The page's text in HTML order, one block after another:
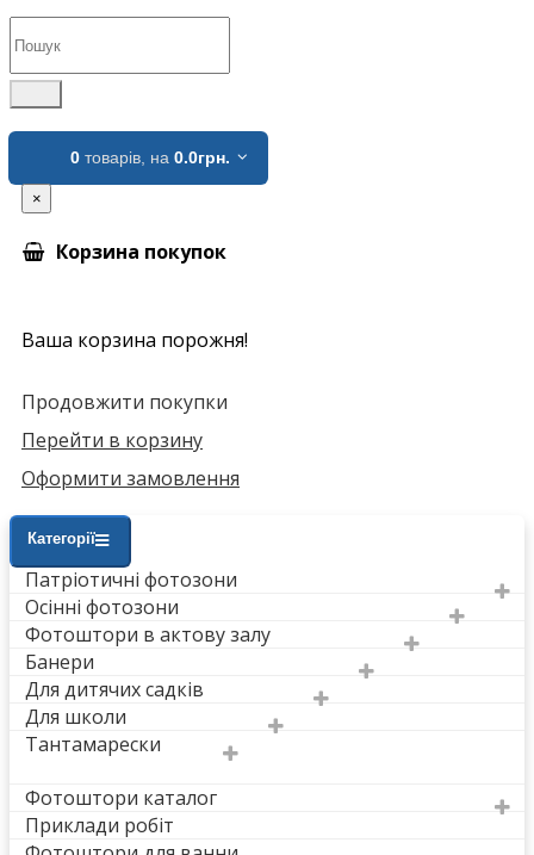
0 товарів, на 0.0грн.
×
Корзина покупок
Ваша корзина порожня!
Продовжити покупки
Перейти в корзину
Оформити замовлення
Категорії
Патріотичні фотозони
Осінні фотозони
Фотоштори в актову залу
Банери
Для дитячих садків
Для школи
Тантамарески
Фотоштори каталог
Приклади робіт